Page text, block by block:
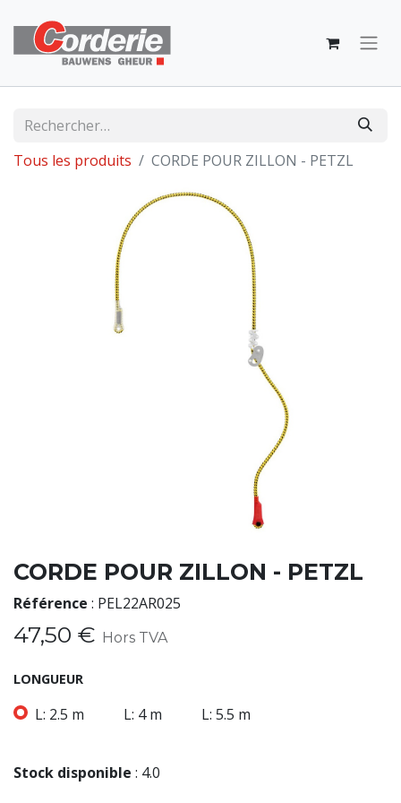
Tous les produits CORDE POUR ZILLON - PETZL
CORDE POUR ZILLON - PETZL
Référence : PEL22AR025
47,50 € Hors TVA
LONGUEUR
L: 2.5 m L: 4 m L: 5.5 m
Stock disponible : 4.0